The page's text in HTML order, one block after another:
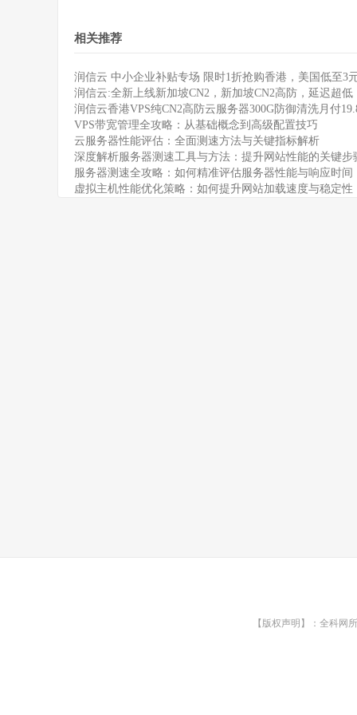
相关推荐
润信云 中小企业补贴专场 限时1折抢购香港，美国低至3
润信云:全新上线新加坡CN2，新加坡CN2高防，延迟超低
润信云香港VPS纯CN2高防云服务器300G防御清洗月付
VPS带宽管理全攻略：从基础概念到高级配置技巧
云服务器性能评估：全面测速方法与关键指标解析
深度解析服务器测速工具与方法：提升网站性能的关键步
服务器测速全攻略：如何精准评估服务器性能与响应时间
虚拟主机性能优化策略：如何提升网站加载速度与稳定性
【版权声明】：全科网